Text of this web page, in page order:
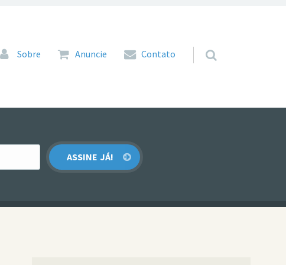
Pular para o conteúdo
Sobre Anuncie Contato